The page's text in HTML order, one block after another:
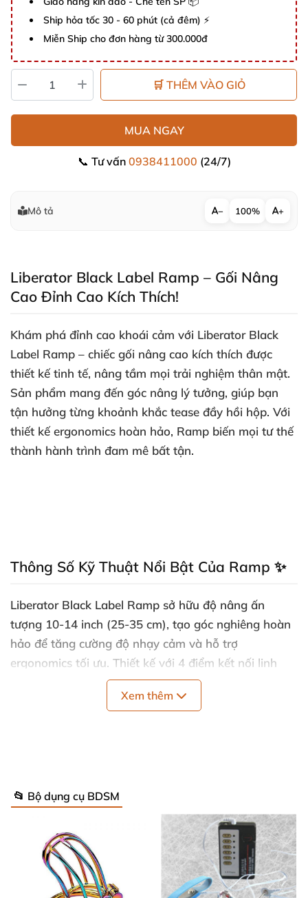
Ship hỏa tốc 30 - 60 phút (cả đêm) ⚡
Miễn Ship cho đơn hàng từ 300.000đ
🛒 THÊM VÀO GIỎ
MUA NGAY
📞 Tư vấn 0938411000 (24/7)
Mô tả − 100% +
Liberator Black Label Ramp – Gối Nâng
Cao Đỉnh Cao Kích Thích!
Khám phá đỉnh cao khoái cảm với Liberator Black
Label Ramp – chiếc gối nâng cao kích thích được
thiết kế tinh tế, nâng tầm mọi trải nghiệm thân mật.
Sản phẩm mang đến góc nâng lý tưởng, giúp bạn
tận hưởng từng khoảnh khắc tease đầy hồi hộp. Với
thiết kế ergonomics hoàn hảo, Ramp biến mọi tư thế
thành hành trình đam mê bất tận.
Thông Số Kỹ Thuật Nổi Bật Của Ramp ✨
Liberator Black Label Ramp sở hữu độ nâng ấn
tượng 10-14 inch (25-35 cm), tạo góc nghiêng hoàn
hảo để tăng cường độ nhạy cảm và hỗ trợ
ergonomics tối ưu. Thiết kế với 4 điểm kết nối linh
, mở ra vô vàn sáng tạo trong tư thế từ phía sau
girl-on-top hay off-the-bed. Chất liệu cao cấp
hơn.
: 4 điểm – hỗ trợ restraint vui nhộn .
Ứng dụng: Tư thế truyền thống, sáng tạo, nâng
tầm khoái lạc.
Xem thêm
📂 Bộ dụng cụ BDSM